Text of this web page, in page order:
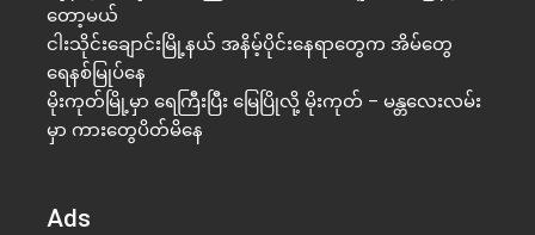
တော့မယ်
ငါးသိုင်းချောင်းမြို့နယ် အနိမ့်ပိုင်းနေရာတွေက အိမ်​တွေ
ရေနစ်မြုပ်နေ
မိုးကုတ်မြို့မှာ ရေကြီးပြီး မြေပြိုလို့ မိုးကုတ် – မန္တလေးလမ်း
မှာ ကားတွေပိတ်မိနေ
Ads